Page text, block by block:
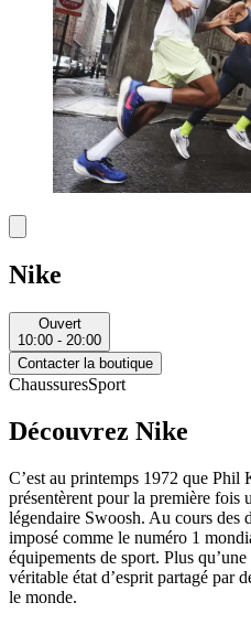
Nike
Ouvert
10:00 - 20:00
Contacter la boutique
ChaussuresSport
Découvrez Nike
C’est au printemps 1972 que
présentèrent pour la première fois
légendaire Swoosh. Au cours des
imposé comme le numéro 1
équipements de sport. Plus
véritable état d’esprit partagé par
le monde.